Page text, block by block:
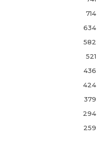
714
634
582
521
436
424
379
294
259